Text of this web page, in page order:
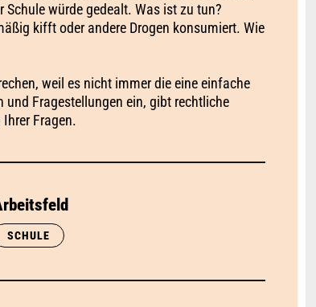
würde gedealt. Was ist zu tun?
kifft oder andere Drogen konsumiert. Wie
weil es nicht immer die eine einfache
Fragestellungen ein, gibt rechtliche
Fragen.
SCHULE